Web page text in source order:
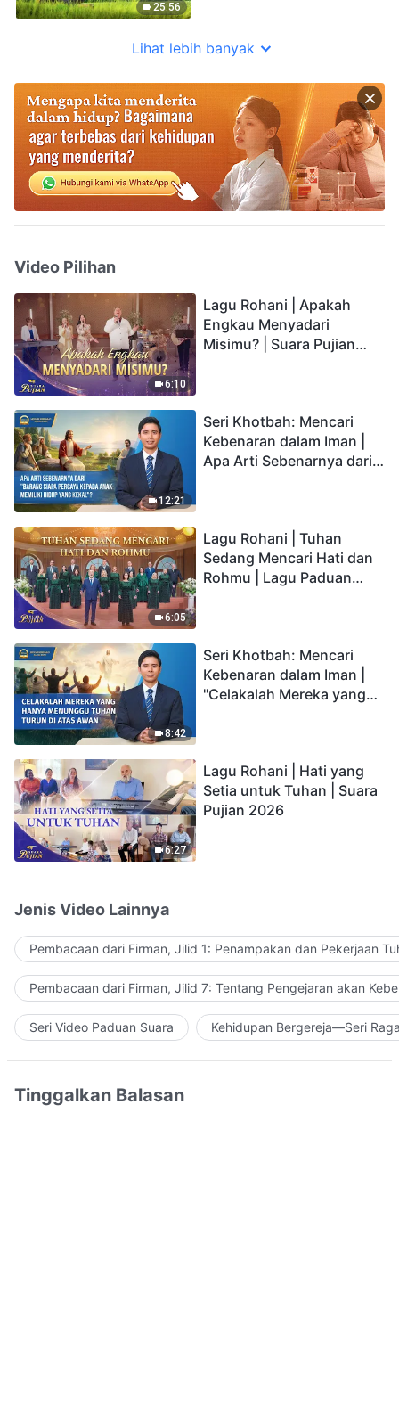
25:56
Lihat lebih banyak
Video Pilihan
6:10
Lagu Rohani | Apakah
Engkau Menyadari
Misimu? | Suara Pujian
12:21
Seri Khotbah: Mencari
Kebenaran dalam Iman |
Apa Arti Sebenarnya dari
6:05
Lagu Rohani | Tuhan
Sedang Mencari Hati dan
Rohmu | Lagu Paduan
8:42
Seri Khotbah: Mencari
Kebenaran dalam Iman |
"Celakalah Mereka yang
6:27
Lagu Rohani | Hati yang
Setia untuk Tuhan | Suara
Pujian 2026
Jenis Video Lainnya
Pembacaan dari Firman, Jilid 1: Penampakan dan Pekerjaan
Pembacaan dari Firman, Jilid 7: Tentang Pengejaran akan
Seri Video Paduan Suara Kehidupan Bergereja—Seri
Tinggalkan Balasan